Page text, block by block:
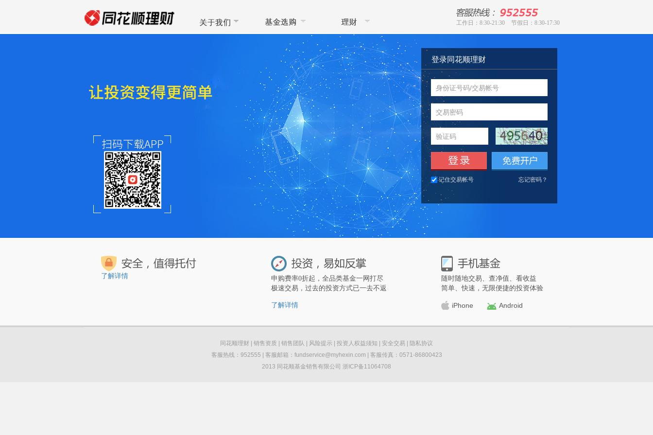
工作日：8:30-21:30 节假日：8:30-17:30
登录同花顺理财
交易密码
记住交易帐号 忘记密码？
了解详情
申购费率0折起，全品类基金一网打尽
极速交易，过去的投资方式已一去不返
了解详情
随时随地交易、查净值、看收益
简单、快速，无限便捷的投资体验
iPhone Android
同花顺理财 销售资质 销售团队 风险提示 投资人权益须知 安全交易
隐私协议
客服热线：952555 | 客服邮箱：fundservice@myhexin.com | 客服传真：0571-86800423
2013 同花顺基金销售有限公司 浙ICP备11064708